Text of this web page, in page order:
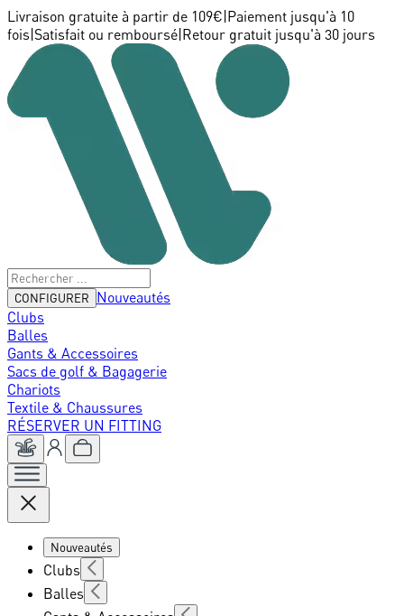
Livraison gratuite à partir de 109€ Paiement jusqu'à 10
fois Satisfait ou remboursé Retour gratuit jusqu'à 30 jours
CONFIGURER
Nouveautés
Clubs
Balles
Gants & Accessoires
Sacs de golf & Bagagerie
Chariots
Textile & Chaussures
RÉSERVER UN FITTING
Nouveautés
Clubs
Balles